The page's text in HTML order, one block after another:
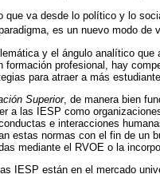
que va desde lo político y lo
es un nuevo modo de
y el ángulo analítico
formación profesional, hay
para atraer a más
Superior, de manera bien
a las IESP como
e interacciones
estas normas con el fin de un
mediante el RVOE o la
IESP están en el mercado